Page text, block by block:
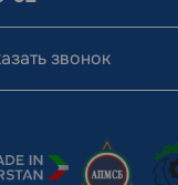
звонок